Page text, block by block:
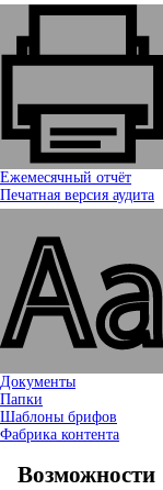
Ежемесячный отчёт
Печатная версия аудита
Документы
Папки
Шаблоны брифов
Фабрика контента
Возможности